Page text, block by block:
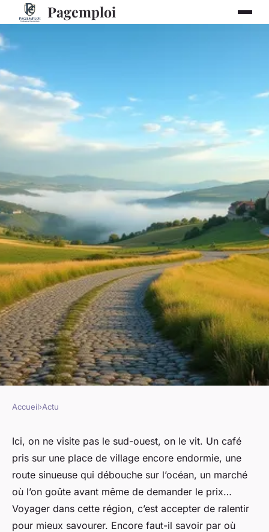
Pagemploi
Guide voyage : explorez les
secrets du sud-ouest français
Victoire •23 janvier 2026•8 min de lecture
Accueil›Actu
Ici, on ne visite pas le sud-ouest, on le vit. Un café
pris sur une place de village encore endormie, une
route sinueuse qui débouche sur l’océan, un marché
où l’on goûte avant même de demander le prix…
Voyager dans cette région, c’est accepter de ralentir
pour mieux savourer. Encore faut-il savoir par où